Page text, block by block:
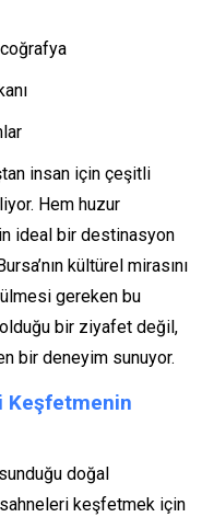
insan için çeşitli
Hem huzur
ideal bir destinasyon
kültürel mirasını
gereken bu
bir ziyafet değil,
bir deneyim sunuyor.
Keşfetmenin
doğal
keşfetmek için